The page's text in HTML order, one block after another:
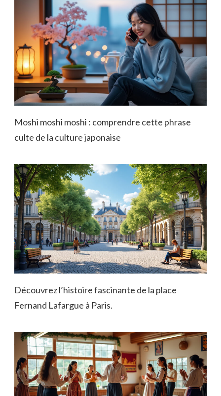
Moshi moshi moshi : comprendre cette phrase
culte de la culture japonaise
Découvrez l’histoire fascinante de la place
Fernand Lafargue à Paris.